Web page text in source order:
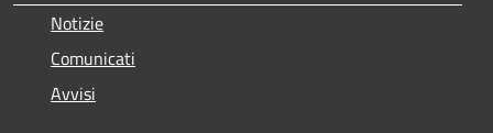
Notizie
Comunicati
Avvisi